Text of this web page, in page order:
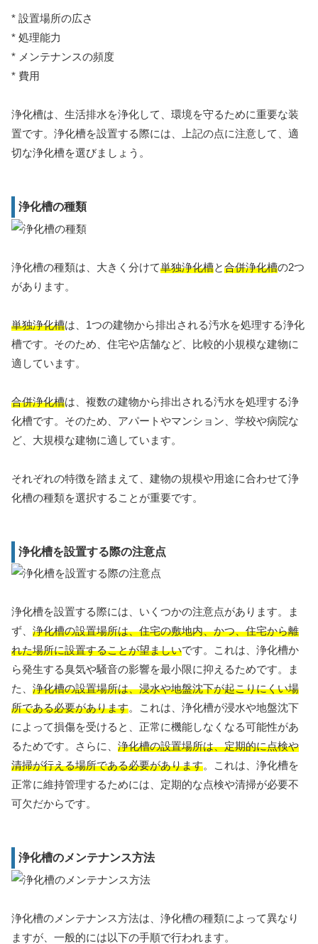
* 設置場所の広さ
* 処理能力
* メンテナンスの頻度
* 費用
浄化槽は、生活排水を浄化して、環境を守るために重要な装
置です。浄化槽を設置する際には、上記の点に注意して、適
切な浄化槽を選びましょう。
浄化槽の種類
浄化槽の種類は、大きく分けて単独浄化槽と合併浄化槽の2つ
があります。
単独浄化槽は、1つの建物から排出される汚水を処理する浄化
槽です。そのため、住宅や店舗など、比較的小規模な建物に
適しています。
合併浄化槽は、複数の建物から排出される汚水を処理する浄
化槽です。そのため、アパートやマンション、学校や病院な
ど、大規模な建物に適しています。
それぞれの特徴を踏まえて、建物の規模や用途に合わせて浄
化槽の種類を選択することが重要です。
浄化槽を設置する際の注意点
浄化槽を設置する際には、いくつかの注意点があります。ま
ず、 浄化槽の設置場所は、住宅の敷地内、かつ、住宅から離
れた場所に設置することが望ましいです。これは、浄化槽か
ら発生する臭気や騒音の影響を最小限に抑えるためです。ま
た、 浄化槽の設置場所は、浸水や地盤沈下が起こりにくい場
所である必要があります。これは、浄化槽が浸水や地盤沈下
によって損傷を受けると、正常に機能しなくなる可能性があ
るためです。さらに、 浄化槽の設置場所は、定期的に点検や
清掃が行える場所である必要があります。これは、浄化槽を
正常に維持管理するためには、定期的な点検や清掃が必要不
可欠だからです。
浄化槽のメンテナンス方法
浄化槽のメンテナンス方法は、浄化槽の種類によって異なり
ますが、一般的には以下の手順で行われます。